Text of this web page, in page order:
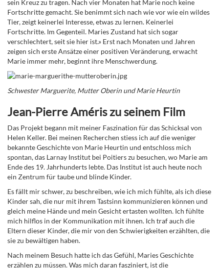
sein Kreuz zu tragen. Nach vier Monaten hat Marie noch keine
Fortschritte gemacht. Sie benimmt sich nach wie vor wie ein wildes
Tier, zeigt keinerlei Interesse, etwas zu lernen. Keinerlei
Fortschritte. Im Gegenteil. Maries Zustand hat sich sogar
verschlechtert, seit sie hier ist.» Erst nach Monaten und Jahren
zeigen sich erste Ansätze einer positiven Veränderung, erwacht
Marie immer mehr, beginnt ihre Menschwerdung.
Schwester Marguerite, Mutter Oberin und Marie Heurtin
Jean-Pierre Améris zu seinem Film
Das Projekt begann mit meiner Faszination für das Schicksal von
Helen Keller. Bei meinen Recherchen stiess ich auf die weniger
bekannte Geschichte von Marie Heurtin und entschloss mich
spontan, das Larnay Institut bei Poitiers zu besuchen, wo Marie am
Ende des 19. Jahrhunderts lebte. Das Institut ist auch heute noch
ein Zentrum für taube und blinde Kinder.
Es fällt mir schwer, zu beschreiben, wie ich mich fühlte, als ich diese
Kinder sah, die nur mit ihrem Tastsinn kommunizieren können und
gleich meine Hände und mein Gesicht ertasten wollten. Ich fühlte
mich hilflos in der Kommunikation mit ihnen. Ich traf auch die
Eltern dieser Kinder, die mir von den Schwierigkeiten erzählten, die
sie zu bewältigen haben.
Nach meinem Besuch hatte ich das Gefühl, Maries Geschichte
erzählen zu müssen. Was mich daran fasziniert, ist die